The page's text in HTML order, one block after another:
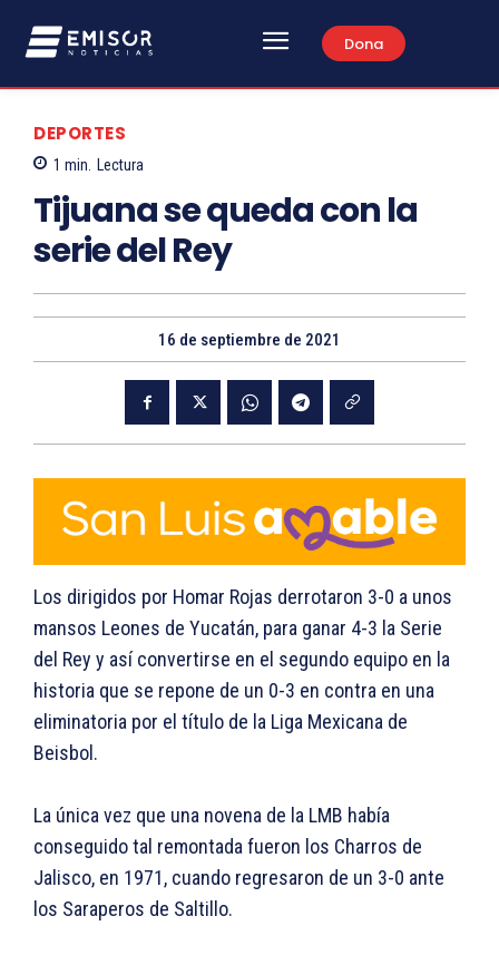
Dona
DEPORTES
1 min. Lectura
Tijuana se queda con la
serie del Rey
16 de septiembre de 2021
Los dirigidos por Homar Rojas derrotaron 3-0 a unos
mansos Leones de Yucatán, para ganar 4-3 la Serie
del Rey y así convertirse en el segundo equipo en la
historia que se repone de un 0-3 en contra en una
eliminatoria por el título de la Liga Mexicana de
Beisbol.
La única vez que una novena de la LMB había
conseguido tal remontada fueron los Charros de
Jalisco, en 1971, cuando regresaron de un 3-0 ante
los Saraperos de Saltillo.